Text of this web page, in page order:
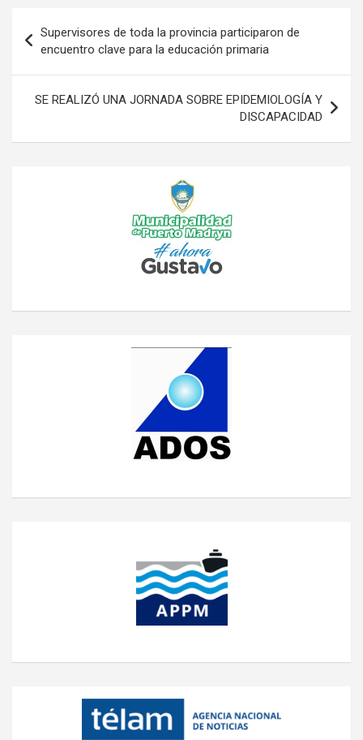
de
entradas
Supervisores de toda la provincia participaron de
encuentro clave para la educación primaria
SE REALIZÓ UNA JORNADA SOBRE EPIDEMIOLOGÍA Y
DISCAPACIDAD